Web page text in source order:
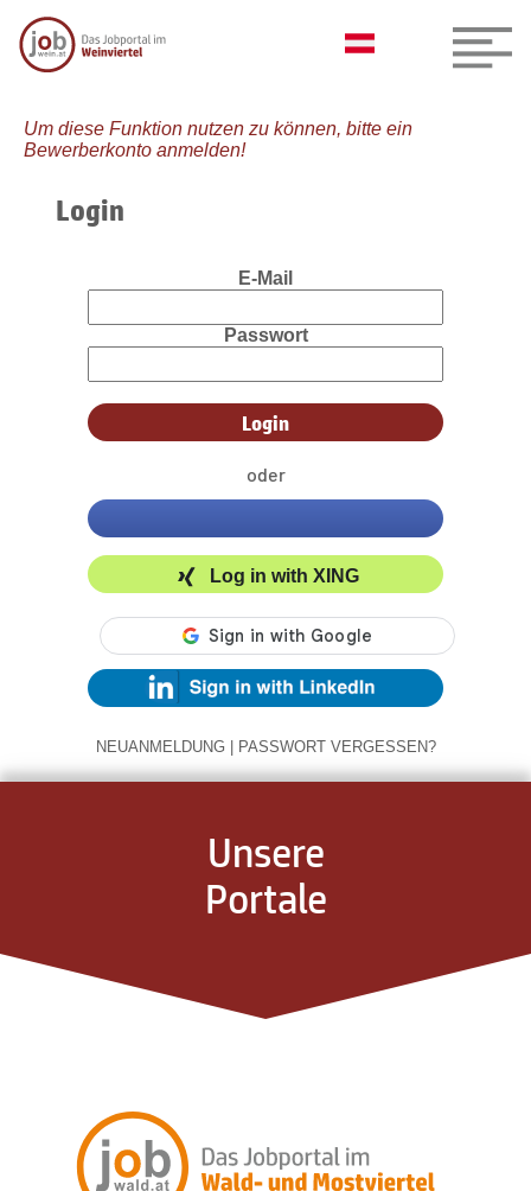
Um diese Funktion nutzen zu können, bitte ein
Bewerberkonto anmelden!
Login
E-Mail
Passwort
oder
Log in with XING
NEUANMELDUNG | PASSWORT VERGESSEN?
Unsere
Portale